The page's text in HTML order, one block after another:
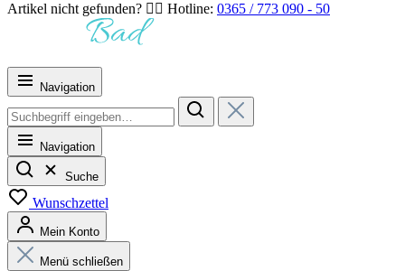
Artikel nicht gefunden? 👉🏻 Hotline: 0365 / 773 090 - 50
Navigation
Navigation
Suche
Wunschzettel
Mein Konto
Menü schließen